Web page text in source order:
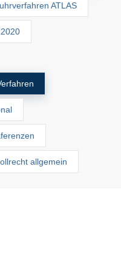
ATLAS
allgemein